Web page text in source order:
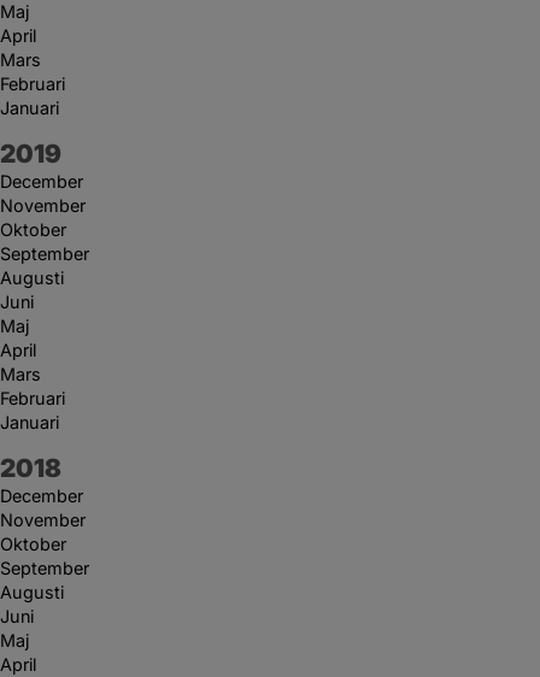
Maj
April
Mars
Februari
Januari
År:
2019
December
November
Oktober
September
Augusti
Juni
Maj
April
Mars
Februari
Januari
År:
2018
December
November
Oktober
September
Augusti
Juni
Maj
April